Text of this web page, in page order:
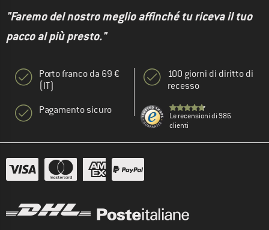
"Faremo del nostro meglio affinché tu riceva il tuo
pacco al più presto."
Porto franco da 69 €
(IT)
Pagamento sicuro
100 giorni di diritto di
recesso
Le recensioni di 986
clienti